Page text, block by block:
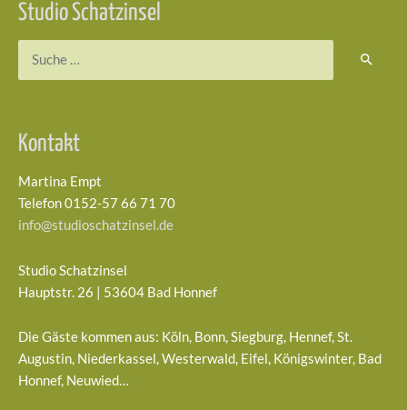
Studio Schatzinsel
Kontakt
Martina Empt
Telefon 0152-57 66 71 70
info@studioschatzinsel.de
Studio Schatzinsel
Hauptstr. 26 | 53604 Bad Honnef
Die Gäste kommen aus: Köln, Bonn, Siegburg, Hennef, St.
Augustin, Niederkassel, Westerwald, Eifel, Königswinter, Bad
Honnef, Neuwied…